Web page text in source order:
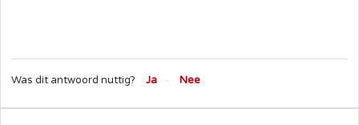
Was dit antwoord nuttig? Ja Nee